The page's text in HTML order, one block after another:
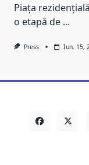
Piața
o etapă de ...
Press Iun. 15,